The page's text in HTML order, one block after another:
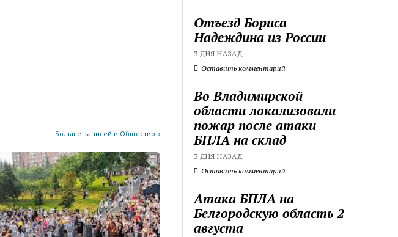
Больше записей в Общество »
Отъезд Бориса
Надеждина из России
3 ДНЯ НАЗАД
Оставить комментарий
Во Владимирской
области локализовали
пожар после атаки
БПЛА на склад
3 ДНЯ НАЗАД
Оставить комментарий
Атака БПЛА на
Белгородскую область 2
августа